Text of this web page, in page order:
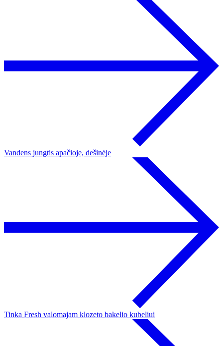
Vandens jungtis apačioje, dešinėje
Tinka Fresh valomajam klozeto bakelio kubeliui